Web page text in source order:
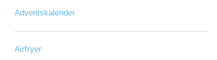
Adventskalender
Airfryer